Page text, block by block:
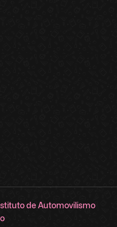
de Automovilismo